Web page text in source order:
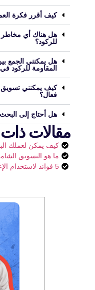
كيف أقرر فكرة
هل هناك أي مخاطر
للركود؟
هل يمكنني الجمع
المقاومة للركود
كيف يمكنني تسويق
فعال؟
هل أحتاج إلى البحث
مقالات
كيف يمكن لعملك
ما هو التسويق
5 فوائد لاستخدام الإعلان البرمجي